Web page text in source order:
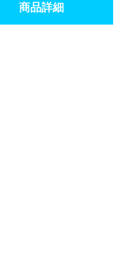
商品詳細